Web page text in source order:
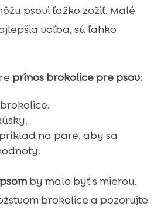
psovi ťažko zožiť. Malé
voľba, sú ľahko
prínos brokolice pre psov:
na pare, aby sa
by malo byť s mierou.
brokolice a pozorujte